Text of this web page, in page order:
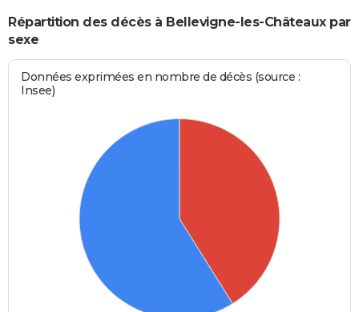
Répartition des décès à Bellevigne-les-Châteaux par
sexe
Données exprimées en nombre de décès (source :
Insee)